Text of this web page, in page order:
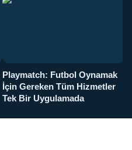
Playmatch: Futbol Oynamak
İçin Gereken Tüm Hizmetler
Tek Bir Uygulamada